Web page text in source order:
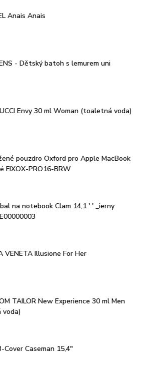
Anais Anais
- Dětský batoh s lemurem uni
Envy 30 ml Woman (toaletná voda)
pouzdro Oxford pro Apple MacBook
FIXOX-PRO16-BRW
na notebook Clam 14,1 ' ' _ierny
VENETA Illusione For Her
TAILOR New Experience 30 ml Men
Cover Caseman 15,4"